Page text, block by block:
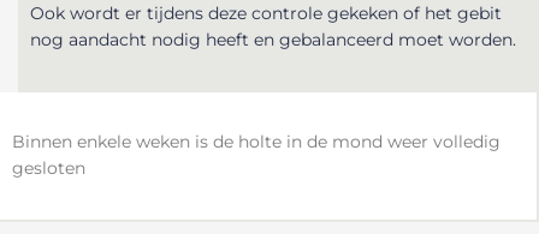
Ook wordt er tijdens deze controle gekeken of het gebit
nog aandacht nodig heeft en gebalanceerd moet worden.
Binnen enkele weken is de holte in de mond weer volledig
gesloten